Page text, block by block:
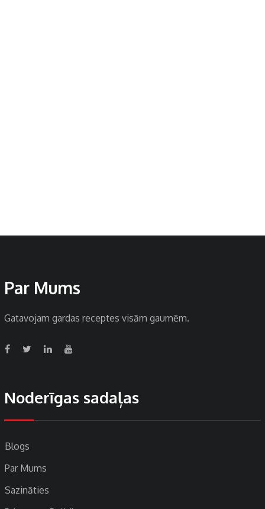
Par Mums
Gatavojam gardas receptes visām gaumēm.
Noderīgas sadaļas
Blogs
Par Mums
Sazināties